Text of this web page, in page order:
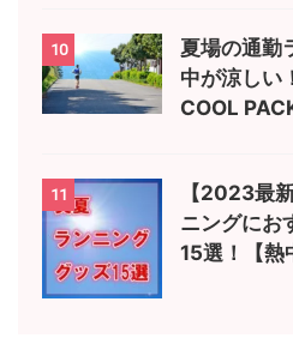
10
夏場の通勤
中が涼しい
COOL
11
【2023最
ニングにお
15選！【熱